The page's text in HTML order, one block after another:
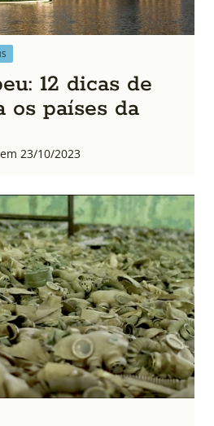
12 dicas de
os países da
23/10/2023